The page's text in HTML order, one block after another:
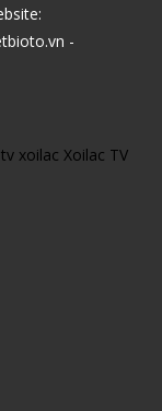
-
xoilac Xoilac TV